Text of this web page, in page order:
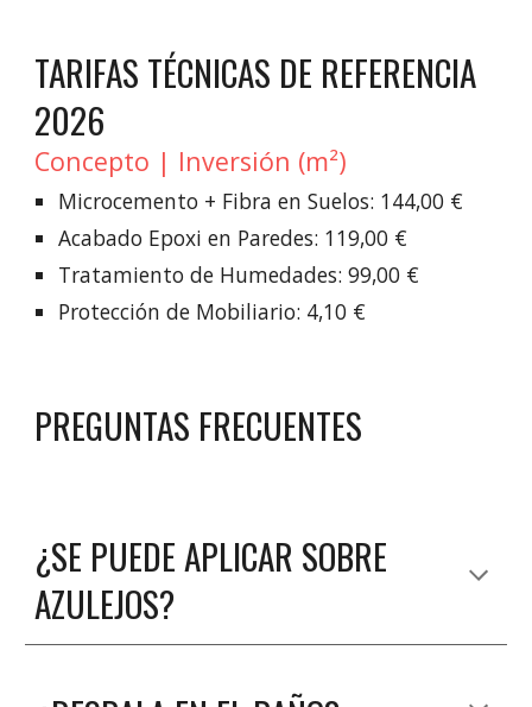
TARIFAS TÉCNICAS DE REFERENCIA
2026
Concepto | Inversión (m²)
Microcemento + Fibra en Suelos: 144,00 €
Acabado Epoxi en Paredes: 119,00 €
Tratamiento de Humedades: 99,00 €
Protección de Mobiliario: 4,10 €
PREGUNTAS FRECUENTES
¿SE PUEDE APLICAR SOBRE
AZULEJOS?